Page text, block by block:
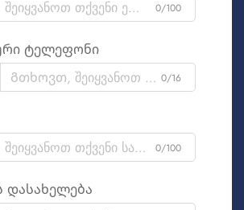
0/100
ტელეფონი
0/16
0/100
დასახელება